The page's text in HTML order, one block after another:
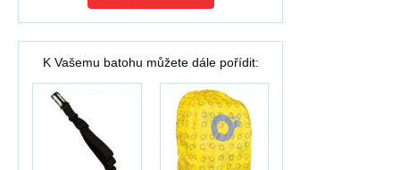
K Vašemu batohu můžete dále pořídit: